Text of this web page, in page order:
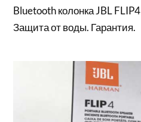
Bluetooth колонка JBL FLIP4
Защита от воды. Гарантия.